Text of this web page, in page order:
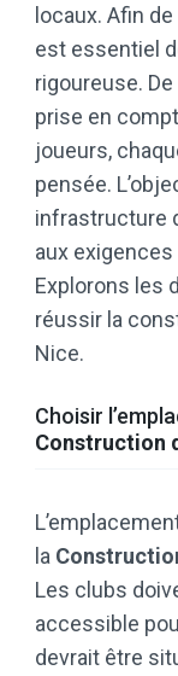
locaux. Afin
est essentiel
rigoureuse.
prise en
joueurs,
pensée.
infrastructure
aux
Explorons les
réussir la
Nice.
Choisir
Construction
la
Les clubs
accessible
devrait être